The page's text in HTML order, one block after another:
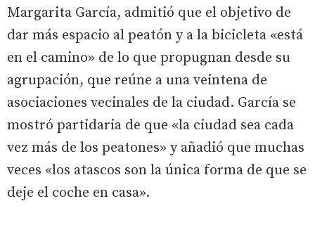
Margarita García, admitió que el objetivo de
dar más espacio al peatón y a la bicicleta «está
en el camino» de lo que propugnan desde su
agrupación, que reúne a una veintena de
asociaciones vecinales de la ciudad. García se
mostró partidaria de que «la ciudad sea cada
vez más de los peatones» y añadió que muchas
veces «los atascos son la única forma de que se
deje el coche en casa».